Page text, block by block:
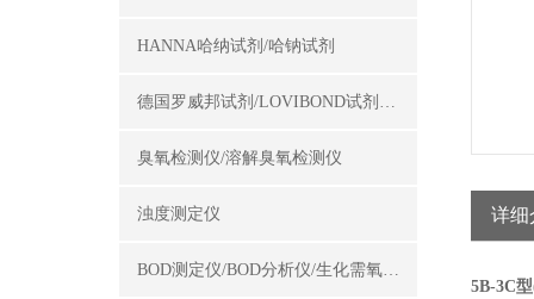
HANNA哈纳试剂/哈钠试剂
德国罗威邦试剂/LOVIBOND试剂/罗威邦试剂
臭氧检测仪/溶解臭氧检测仪
浊度测定仪
BOD测定仪/BOD分析仪/生化需氧量测定仪
详细
5B-3C型